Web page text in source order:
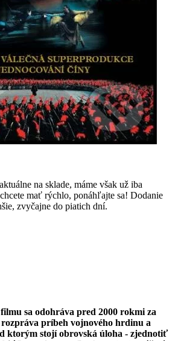
na sklade, máme však už iba
mať rýchlo, ponáhľajte sa! Dodanie
zvyčajne do piatich dní.
sa odohráva pred 2000 rokmi za
príbeh vojnového hrdinu a
ktorým stojí obrovská úloha - zjednotiť